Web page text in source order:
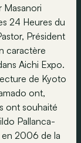
Masanori
24 Heures du
Président
caractère
Aichi Expo.
de Kyoto
ont,
ont souhaité
Pallanca-
en 2006 de la